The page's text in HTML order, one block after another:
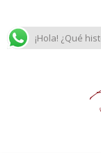
¡Hola! ¿Qué